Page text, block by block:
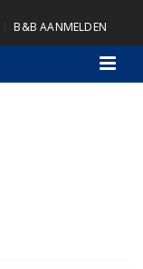
B&B AANMELDEN